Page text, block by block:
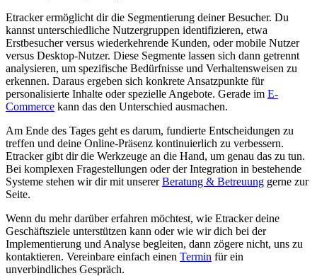
Etracker ermöglicht dir die Segmentierung deiner Besucher. Du
kannst unterschiedliche Nutzergruppen identifizieren, etwa
Erstbesucher versus wiederkehrende Kunden, oder mobile Nutzer
versus Desktop-Nutzer. Diese Segmente lassen sich dann getrennt
analysieren, um spezifische Bedürfnisse und Verhaltensweisen zu
erkennen. Daraus ergeben sich konkrete Ansatzpunkte für
personalisierte Inhalte oder spezielle Angebote. Gerade im E-
Commerce kann das den Unterschied ausmachen.
Am Ende des Tages geht es darum, fundierte Entscheidungen zu
treffen und deine Online-Präsenz kontinuierlich zu verbessern.
Etracker gibt dir die Werkzeuge an die Hand, um genau das zu tun.
Bei komplexen Fragestellungen oder der Integration in bestehende
Systeme stehen wir dir mit unsererBeratung & Betreuung gerne zur
Seite.
Wenn du mehr darüber erfahren möchtest, wie Etracker deine
Geschäftsziele unterstützen kann oder wie wir dich bei der
Implementierung und Analyse begleiten, dann zögere nicht, uns zu
kontaktieren. Vereinbare einfach einen Termin für ein
unverbindliches Gespräch.